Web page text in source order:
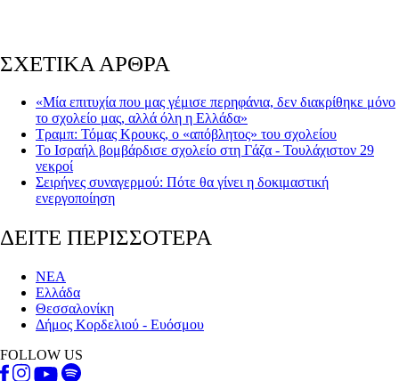
ΣΧΕΤΙΚΑ ΑΡΘΡΑ
«Μία επιτυχία που μας γέμισε περηφάνια, δεν διακρίθηκε μόνο
το σχολείο μας, αλλά όλη η Ελλάδα»
Τραμπ: Τόμας Κρουκς, ο «απόβλητος» του σχολείου
Το Ισραήλ βομβάρδισε σχολείο στη Γάζα - Τουλάχιστον 29
νεκροί
Σειρήνες συναγερμού: Πότε θα γίνει η δοκιμαστική
ενεργοποίηση
ΔΕΙΤΕ ΠΕΡΙΣΣΟΤΕΡΑ
ΝΕΑ
Ελλάδα
Θεσσαλονίκη
Δήμος Κορδελιού - Ευόσμου
FOLLOW US